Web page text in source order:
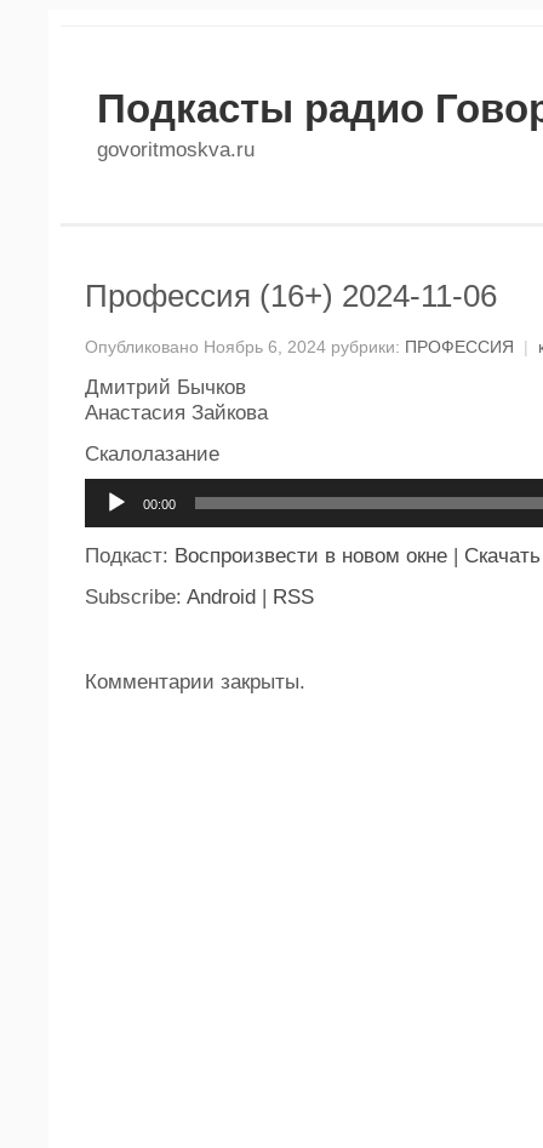
Подкасты радио
govoritmoskva.ru
Профессия (16+) 2024-11-06
Опубликовано Ноябрь 6, 2024 рубрики: ПРОФЕССИЯ |
Дмитрий Бычков
Анастасия Зайкова
Скалолазание
00:00
Подкаст: Воспроизвести в новом окне | Скачать
Subscribe: Android | RSS
Комментарии закрыты.